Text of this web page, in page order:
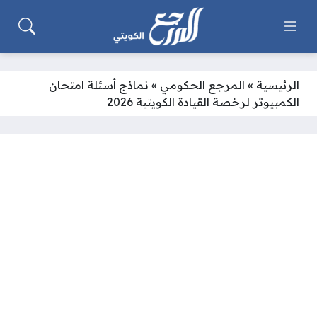
الرئيسية » المرجع الحكومي » نماذج أسئلة امتحان
الكمبيوتر لرخصة القيادة الكويتية 2026